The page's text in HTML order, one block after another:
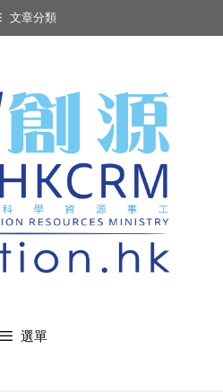
文章分類
選單